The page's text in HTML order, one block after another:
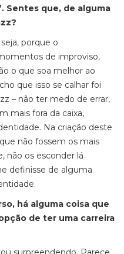
Sentes que, de alguma
porque o
de improviso,
o que soa melhor ao
que isso se calhar foi
– não ter medo de errar,
mais fora da caixa,
Na criação deste
não fossem os mais
não os esconder lá
definisse de alguma
há alguma coisa que
de ter uma carreira